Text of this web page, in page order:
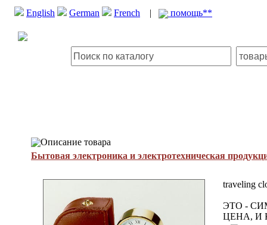
English German French | помощь**
Описание товара
Бытовая электроника и электротехническая
traveling
ЭТО -
ЦЕНА, И